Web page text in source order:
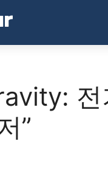
”